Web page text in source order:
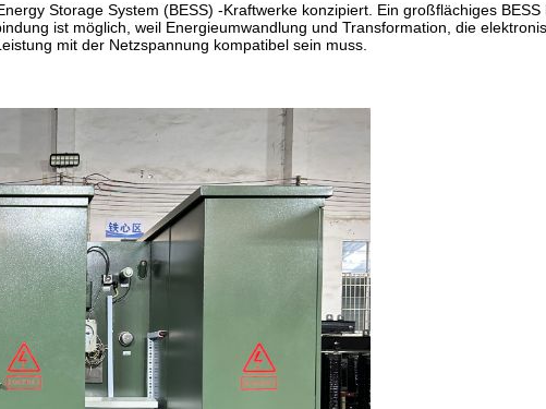
Storage System (BESS) -Kraftwerke konzipiert. Ein großflächiges
ist möglich, weil Energieumwandlung und Transformation, die
mit der Netzspannung kompatibel sein muss.